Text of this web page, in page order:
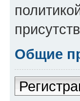
Общие